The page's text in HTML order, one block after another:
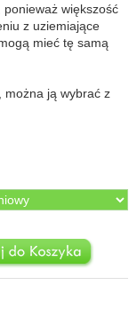
, ponieważ większość
z uziemiające
mieć tę samą
można ją wybrać z